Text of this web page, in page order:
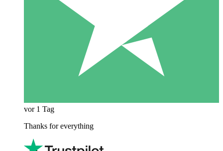
vor 1 Tag
Thanks for everything